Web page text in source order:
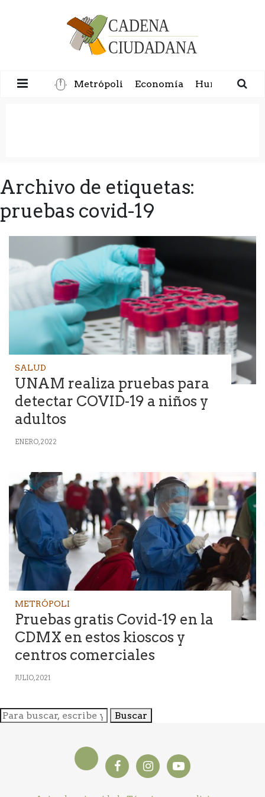
Metrópoli Economía Humanidad
Archivo de etiquetas:
pruebas covid-19
SALUD
UNAM realiza pruebas para
detectar COVID-19 a niños y
adultos
ENERO, 2022
METRÓPOLI
Pruebas gratis Covid-19 en la
CDMX en estos kioscos y
centros comerciales
JULIO, 2021
Buscar